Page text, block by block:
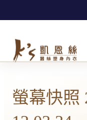
至
內
螢幕快照